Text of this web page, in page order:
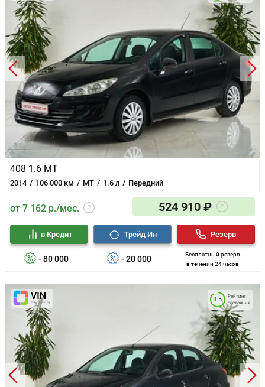
408 1.6 MT
2014 106 000 км MT 1.6 л Передний
от 7 162 р./мес. 524 910 ₽
- 80 000
в Кредит
- 20 000
Трейд Ин
Бесплатный резерв
в течении 24 часов
Резерв
Рейтинг
состояния
4.5